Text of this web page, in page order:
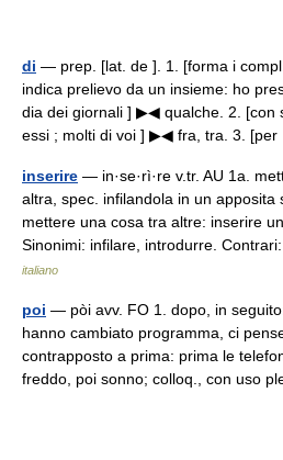
di — prep. [lat. de ]. 1. [forma i
indica prelievo da un insieme: ho
dia dei giornali ] ▶◀ qualche. 2. [con
essi ; molti di voi ] ▶◀ fra, tra. 3.
inserire — in·se·rì·re v.tr. AU 1a.
altra, spec. infilandola in un apposita
mettere una cosa tra altre: inserire
Sinonimi: infilare, introdurre.
italiano
poi — pòi avv. FO 1. dopo, in
hanno cambiato programma, ci
contrapposto a prima: prima le
freddo, poi sonno; colloq., con uso